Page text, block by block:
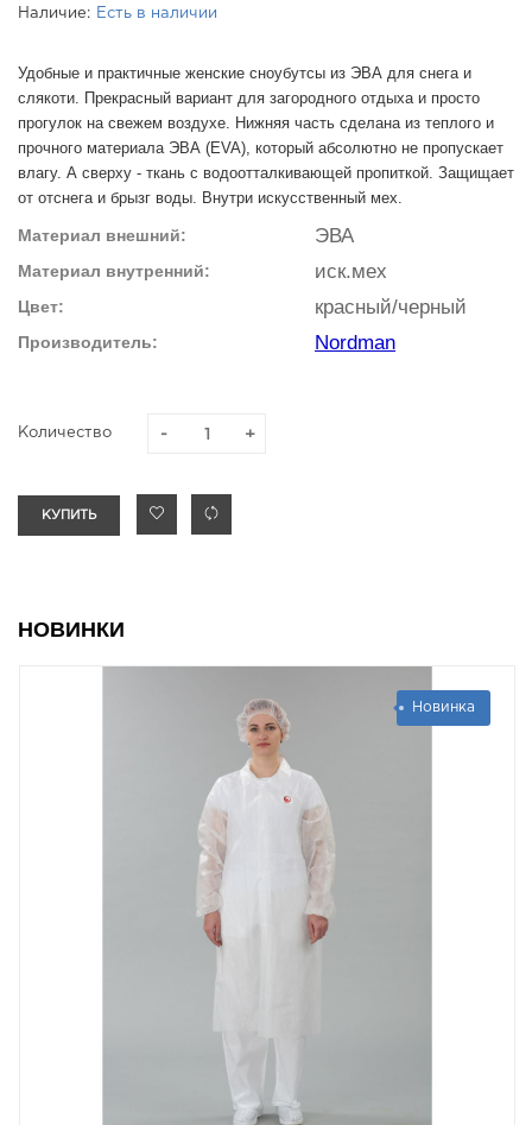
Наличие:
Есть в наличии
Удобные и практичные женские сноубутсы из ЭВА для снега и
слякоти. Прекрасный вариант для загородного отдыха и просто
прогулок на свежем воздухе. Нижняя часть сделана из теплого и
прочного материала ЭВА (EVA), который абсолютно не пропускает
влагу. А сверху - ткань с водоотталкивающей пропиткой. Защищает
от отснега и брызг воды. Внутри искусственный мех.
Материал внешний: ЭВА
Материал внутренний: иск.мех
Цвет: красный/черный
Производитель: Nordman
Количество
КУПИТЬ
НОВИНКИ
Новинка